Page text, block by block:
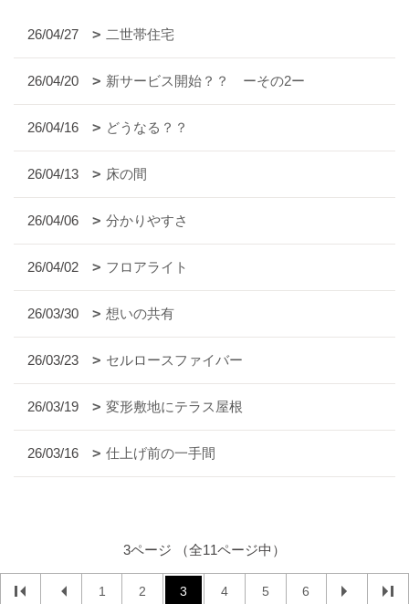
26/04/27 二世帯住宅
26/04/20 新サービス開始？？ ーその2ー
26/04/16 どうなる？？
26/04/13 床の間
26/04/06 分かりやすさ
26/04/02 フロアライト
26/03/30 想いの共有
26/03/23 セルロースファイバー
26/03/19 変形敷地にテラス屋根
26/03/16 仕上げ前の一手間
3ページ （全11ページ中）
1 2 3 4 5 6